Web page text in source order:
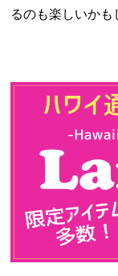
るのも楽しいかも